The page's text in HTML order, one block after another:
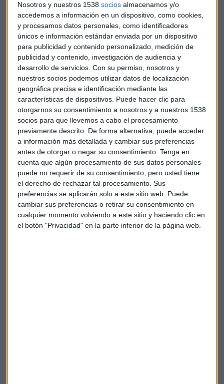
Nosotros y nuestros 1538 socios almacenamos y/o
accedemos a información en un dispositivo, como cookies,
y procesamos datos personales, como identificadores
únicos e información estándar enviada por un dispositivo
para publicidad y contenido personalizado, medición de
publicidad y contenido, investigación de audiencia y
desarrollo de servicios. Con su permiso, nosotros y
nuestros socios podemos utilizar datos de localización
geográfica precisa e identificación mediante las
características de dispositivos. Puede hacer clic para
otorgarnos su consentimiento a nosotros y a nuestros 1538
socios para que llevemos a cabo el procesamiento
previamente descrito. De forma alternativa, puede acceder
a información más detallada y cambiar sus preferencias
antes de otorgar o negar su consentimiento. Tenga en
cuenta que algún procesamiento de sus datos personales
puede no requerir de su consentimiento, pero usted tiene
el derecho de rechazar tal procesamiento. Sus
preferencias se aplicarán solo a este sitio web. Puede
cambiar sus preferencias o retirar su consentimiento en
cualquier momento volviendo a este sitio y haciendo clic en
el botón "Privacidad" en la parte inferior de la página web.
Hace unos días, el jefe de la Administración Federal de
Aviación de Estados Unidos, Steve Dickson, indicó que el
proceso para aprobar el regreso del MAXtodavía tiene 10 u
11 requisitos por completar.
Entre ellos, un vuelo de certificación y un período de debates
públicos sobre los requisitos de capacitación de pilotos.
Un coste de miles de millones
El fabricanteesperaba el visto bueno para 2020,
parece que la decisión se sigue alargando y no hay una
fecha clara. A Boeing se le acumulaban ya en su fábrica de
Washington, donde se ensambla este modelo,450 naves
listas para ser entregadas.
Boeingrecortó un 20% la producción en abril, de 52 a 42
aviones al mes. En el segundo trimestre la compañía entró
en pérdidas por los problemas causados por este modelo.
Sus ingresos globales cayeron un 35% entre abril y junio.